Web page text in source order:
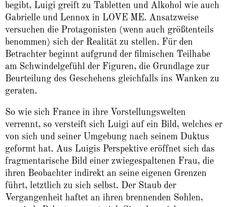
begibt, Luigi greift zu Tabletten und Alkohol wie auch
Gabrielle und Lennox in LOVE ME. Ansatzweise
versuchen die Protagonisten (wenn auch größtenteils
benommen) sich der Realität zu stellen. Für den
Betrachter beginnt aufgrund der filmischen Teilhabe
am Schwindelgefühl der Figuren, die Grundlage zur
Beurteilung des Geschehens gleichfalls ins Wanken zu
geraten.
So wie sich France in ihre Vorstellungswelten
verrennt, so versteift sich Luigi auf ein Bild, welches er
von sich und seiner Umgebung nach seinem Duktus
geformt hat. Aus Luigis Perspektive eröffnet sich das
fragmentarische Bild einer zwiegespaltenen Frau, die
ihren Beobachter indirekt an seine eigenen Grenzen
führt, letztlich zu sich selbst. Der Staub der
Vergangenheit haftet an ihren brennenden Sohlen,